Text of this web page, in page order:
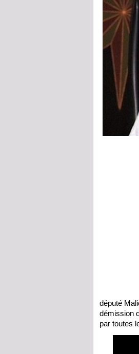
député
démission
par toutes